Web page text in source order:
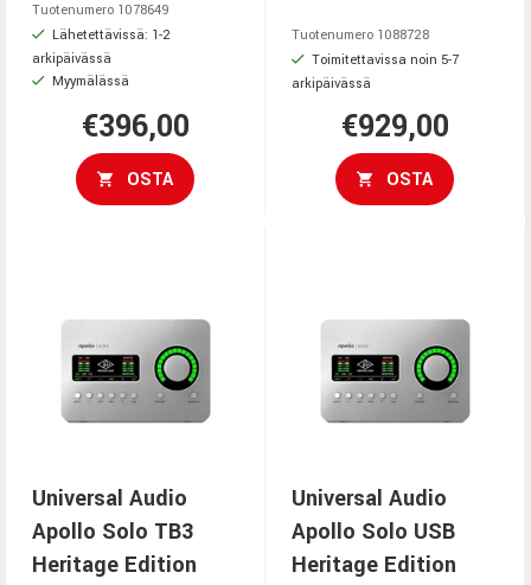
Tuotenumero 1078649
Lähetettävissä: 1-2
arkipäivässä
Myymälässä
€396,00
OSTA
Tuotenumero 1088728
Toimitettavissa noin 5-7
arkipäivässä
€929,00
OSTA
Universal Audio
Apollo Solo TB3
Heritage Edition
Universal Audio
Apollo Solo USB
Heritage Edition